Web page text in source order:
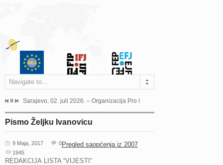
Navigate to...
Grada Sarajeva povodom Dana Sarajeva dugogodišnjoj...
Sarajevo, 02. juli 2026. – Organizacija Pro Educa juče je uspješno
Pismo Željku Ivanovicu
9 Maja, 2017 Pregled saopćenja iz 2007
0
1945
REDAKCIJA LISTA “VIJESTI”